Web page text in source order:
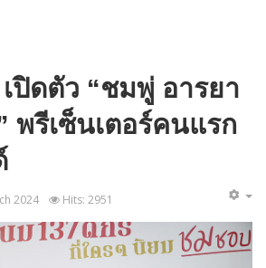
ปิดตัว “ชมพู่ อารยา
พรีเซ็นเตอร์คนแรก
2024 Hits: 2951